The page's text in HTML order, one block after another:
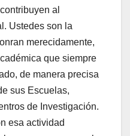
al
Ustedes son la
merecidamente,
que siempre
de manera precisa
sus Escuelas,
de Investigación.
esa actividad